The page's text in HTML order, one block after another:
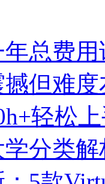
总费
但难
轻松
分类解